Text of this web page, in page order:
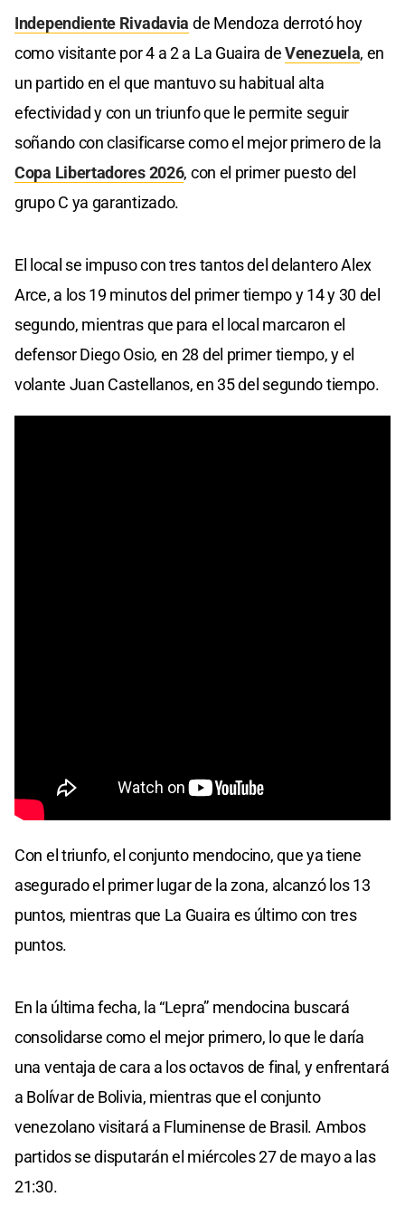
Independiente Rivadavia de Mendoza derrotó hoy
como visitante por 4 a 2 a La Guaira deVenezuela, en
un partido en el que mantuvo su habitual alta
efectividad y con un triunfo que le permite seguir
soñando con clasificarse como el mejor primero de la
Copa Libertadores 2026, con el primer puesto del
grupo C ya garantizado.
El local se impuso con tres tantos del delantero Alex
Arce, a los 19 minutos del primer tiempo y 14 y 30 del
segundo, mientras que para el local marcaron el
defensor Diego Osio, en 28 del primer tiempo, y el
volante Juan Castellanos, en 35 del segundo tiempo.
Con el triunfo, el conjunto mendocino, que ya tiene
asegurado el primer lugar de la zona, alcanzó los 13
puntos, mientras que La Guaira es último con tres
puntos.
En la última fecha, la “Lepra” mendocina buscará
consolidarse como el mejor primero, lo que le daría
una ventaja de cara a los octavos de final, y enfrentará
a Bolívar de Bolivia, mientras que el conjunto
venezolano visitará a Fluminense de Brasil. Ambos
partidos se disputarán el miércoles 27 de mayo a las
21:30.